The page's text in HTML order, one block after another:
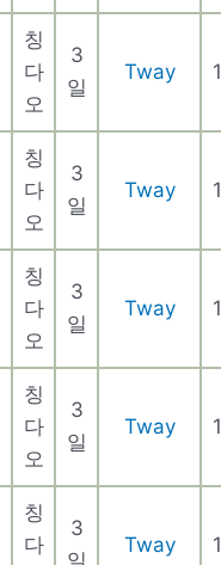
칭
다
오
3
일
Tway
칭
다
오
3
일
Tway
칭
다
오
3
일
Tway
칭
다
오
3
일
Tway
칭
다
3
Tway